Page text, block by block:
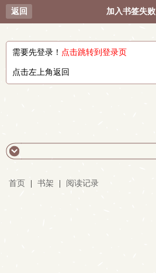
返回 加入书签失败
需要先登录！ 点击跳转到登录页
点击左上角返回
首页 书架 阅读记录